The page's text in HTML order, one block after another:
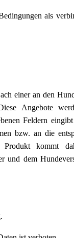
als
einer an den
Angebote
Feldern
bzw. an die
Produkt kommt
und dem